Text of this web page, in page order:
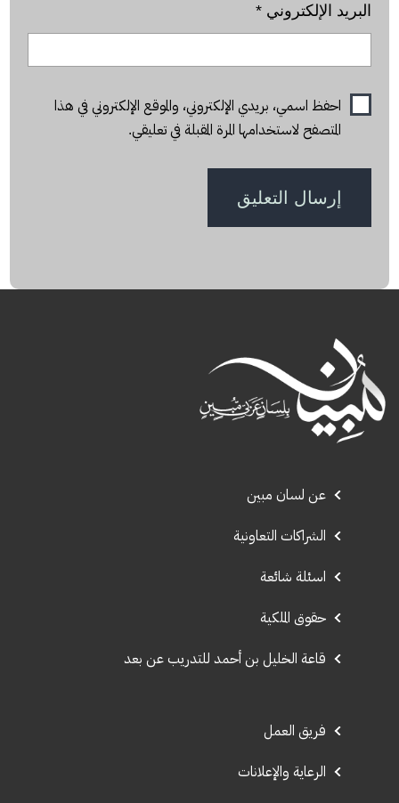
البريد الإلكتروني*
احفظ اسمي، بريدي الإلكتروني، والموقع الإلكتروني في هذا
المتصفح لاستخدامها المرة المقبلة في تعليقي.
عن لسان مبين
الشراكات التعاونية
اسئلة شائعة
حقوق الملكية
قاعة الخليل بن أحمد للتدريب عن بعد
فريق العمل
الرعاية والإعلانات